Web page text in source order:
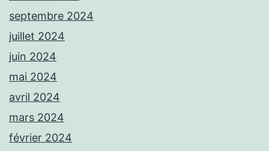
septembre 2024
juillet 2024
juin 2024
mai 2024
avril 2024
mars 2024
février 2024